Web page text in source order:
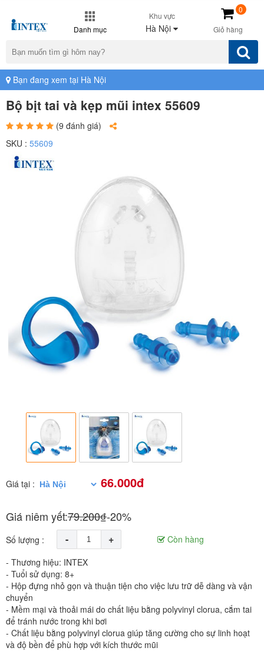
Danh mục
Khu vực
Hà Nội Giỏ hàng
0
Bạn đang xem tại Hà Nội
Bộ bịt tai và kẹp mũi intex 55609
(9 đánh giá)
SKU : 55609
Giá tại : 66.000đ
Giá niêm yết:79.200₫-20%
Số lượng : - +
Còn hàng
- Thương hiệu: INTEX
- Tuổi sử dụng: 8+
- Hộp đựng nhỏ gọn và thuận tiện cho việc lưu trữ dễ dàng và vận
chuyển
- Mềm mại và thoải mái do chất liệu bằng polyvinyl clorua, cắm tai
để tránh nước trong khi bơi
- Chất liệu bằng polyvinyl clorua giúp tăng cường cho sự linh hoạt
và độ bền để phù hợp với kích thước mũi